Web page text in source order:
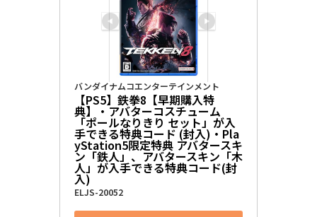
バンダイナムコエンターテインメント
【PS5】鉄拳8【早期購入特
典】・アバターコスチューム
「ポールなりきり セット」が入
手できる特典コード (封入)・Pla
yStation5限定特典 アバタースキ
ン「鉄人」、アバタースキン「木
人」が入手できる特典コード(封
入)
ELJS-20052